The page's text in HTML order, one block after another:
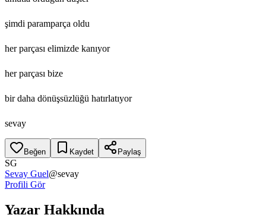
şimdi paramparça oldu
her parçası elimizde kanıyor
her parçası bize
bir daha dönüşsüzlüğü hatırlatıyor
sevay
Beğen Kaydet Paylaş
SG
Sevay Guel@sevay
Profili Gör
Yazar Hakkında